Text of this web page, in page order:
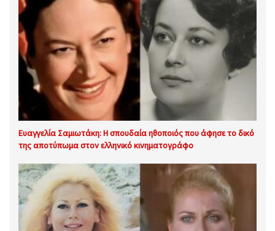
Ευαγγελία Σαμιωτάκη: Η σπουδαία ηθοποιός που άφησε το δικό
της αποτύπωμα στον ελληνικό κινηματογράφο